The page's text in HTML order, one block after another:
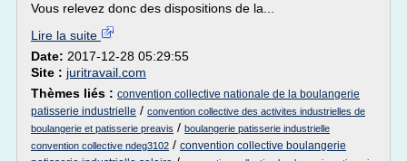
Vous relevez donc des dispositions de la...
Lire la suite
Date: 2017-12-28 05:29:55
Site : juritravail.com
Thèmes liés : convention collective nationale de la boulangerie
patisserie industrielle / convention collective des activites industrielles de
boulangerie et patisserie preavis / boulangerie patisserie industrielle
convention collective ndeg3102 / convention collective boulangerie